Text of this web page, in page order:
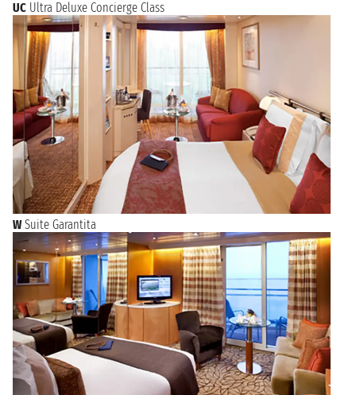
UC Ultra Deluxe Concierge Class
W Suite Garantita